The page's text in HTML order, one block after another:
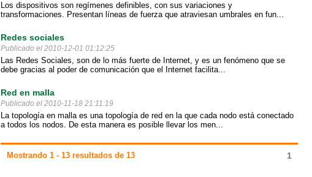
Los dispositivos son regímenes definibles, con sus variaciones y
transformaciones. Presentan líneas de fuerza que atraviesan umbrales en fun...
Redes sociales
Publicado el 2010-12-01 01:12:25
Las Redes Sociales, son de lo más fuerte de Internet, y es un fenómeno que se
debe gracias al poder de comunicación que el Internet facilita...
Red en malla
Publicado el 2010-11-18 21:11:19
La topología en malla es una topología de red en la que cada nodo está conectado
a todos los nodos. De esta manera es posible llevar los men...
Mostrando 1 - 13 resultados de 13 1